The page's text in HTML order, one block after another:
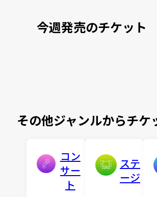
今週発売のチケット
その他ジャンルからチケ
コン
サー
ト
ステ
ージ